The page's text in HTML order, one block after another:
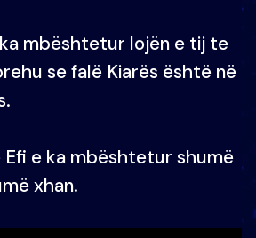
mbështetur lojën e tij te
se falë Kiarës është në
Efi e ka mbështetur shumë
xhan.